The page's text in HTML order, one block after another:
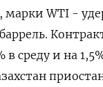
марки WTI -
⁠в среду и на